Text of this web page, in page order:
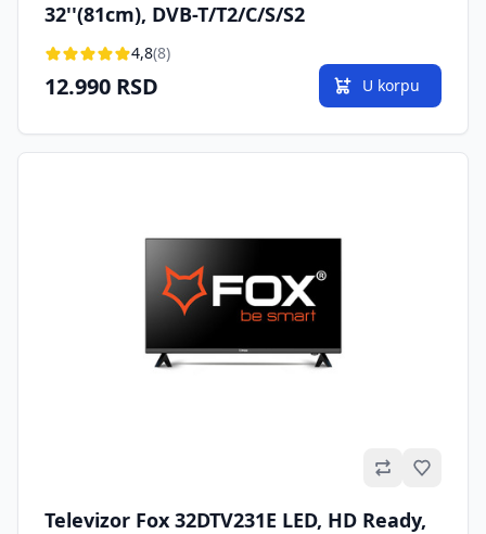
32''(81cm), DVB-T/T2/C/S/S2
4,8(8)
12.990 RSD U korpu
Televizor Fox 32DTV231E LED, HD Ready,